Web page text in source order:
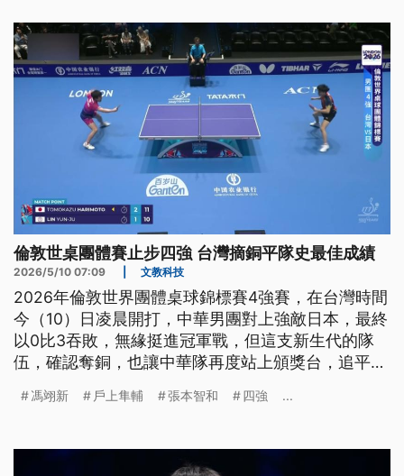
倫敦世桌團體賽止步四強 台灣摘銅平隊史最佳成績
2026/5/10 07:09 文教科技
2026年倫敦世界團體桌球錦標賽4強賽，在台灣時間
今（10）日凌晨開打，中華男團對上強敵日本，最終
以0比3吞敗，無緣挺進冠軍戰，但這支新生代的隊
伍，確認奪銅，也讓中華隊再度站上頒獎台，追平隊
馮翊新 戶上隼輔 張本智和 四強 ...